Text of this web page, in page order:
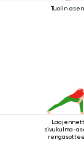
Tuolin
sivukulma-